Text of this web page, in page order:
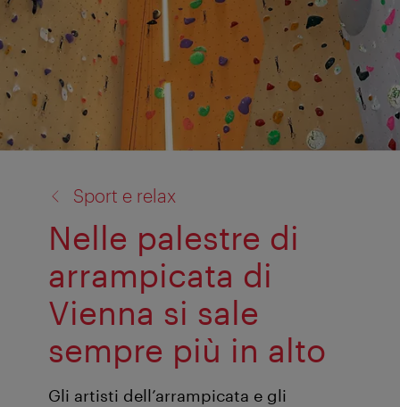
Sport e relax
Nelle palestre di
arrampicata di
Vienna si sale
sempre più in alto
Gli artisti dell’arrampicata e gli